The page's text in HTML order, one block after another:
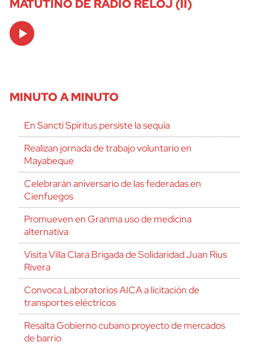
MATUTINO DE RADIO RELOJ (II)
Audio
Player
MINUTO A MINUTO
En Sancti Spíritus persiste la sequía
Realizan jornada de trabajo voluntario en
Mayabeque
Celebrarán aniversario de las federadas en
Cienfuegos
Promueven en Granma uso de medicina
alternativa
Visita Villa Clara Brigada de Solidaridad Juan Rius
Rivera
Convoca Laboratorios AICA a licitación de
transportes eléctricos
Resalta Gobierno cubano proyecto de mercados
de barrio